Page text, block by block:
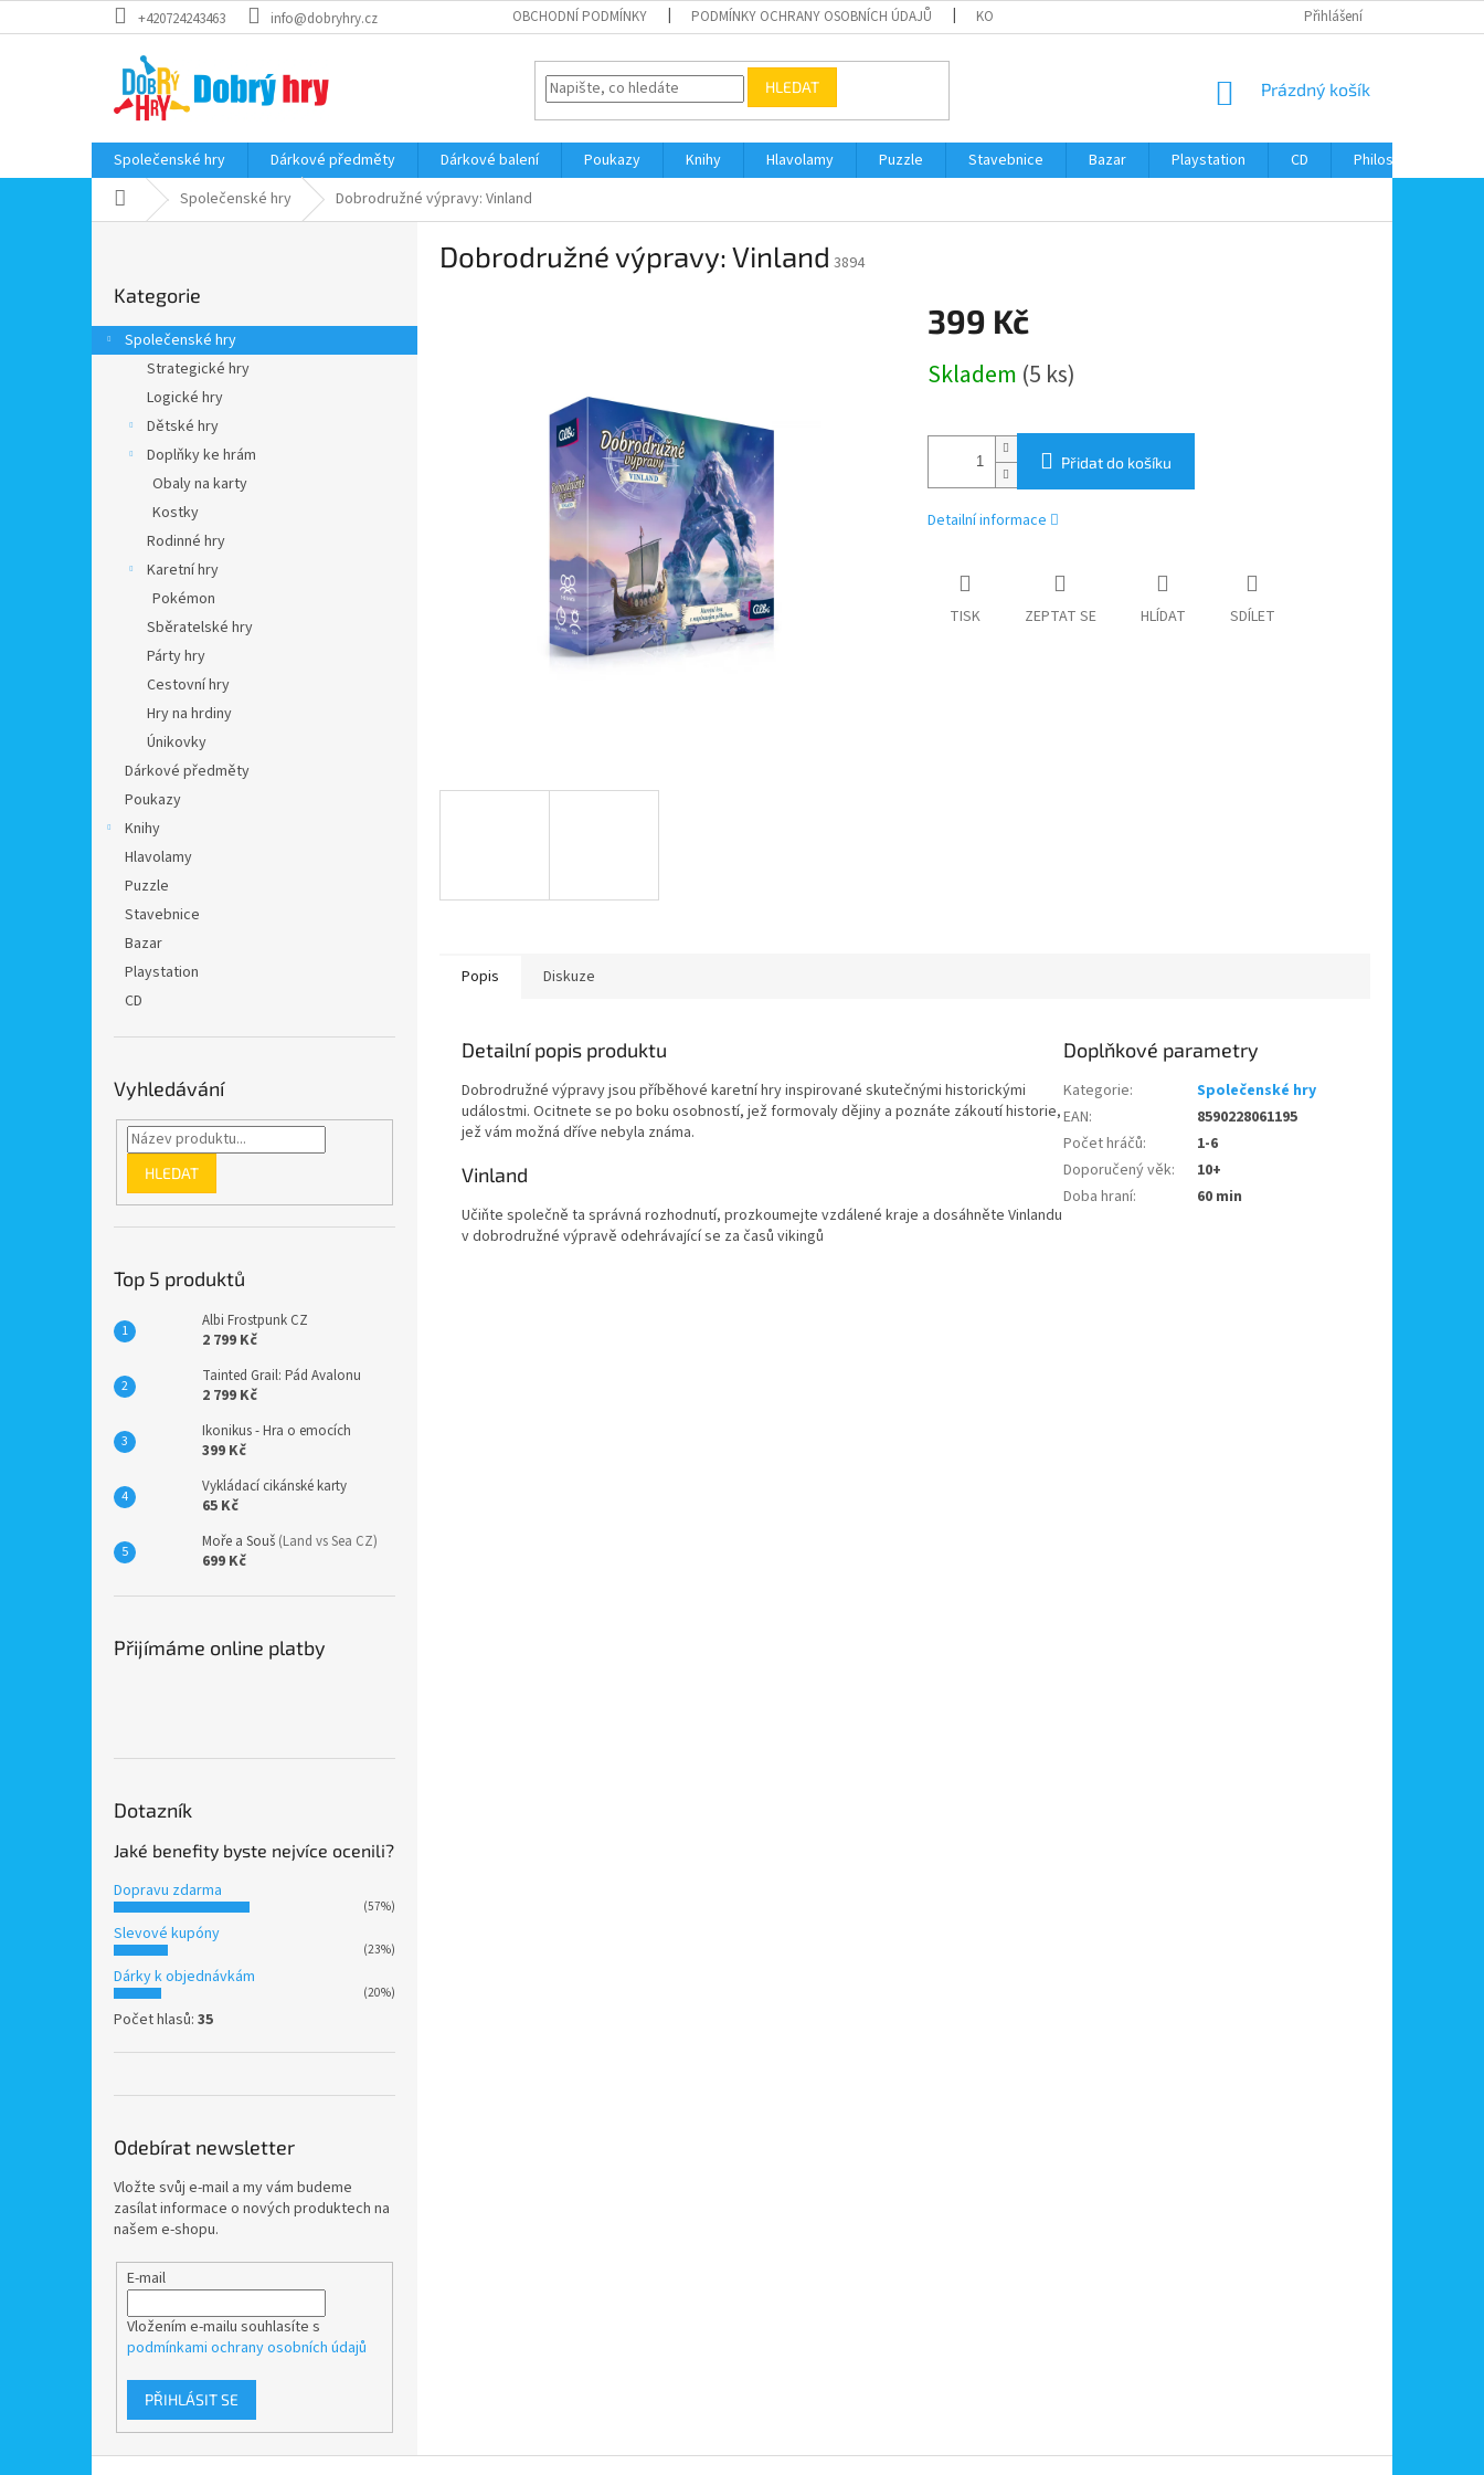
na
+420724243463 info@dobryhry.cz OBCHODNÍ PODMÍNKY PODMÍNKY OCHRANY OSOBNÍCH ÚDAJŮ KONTAKTY Přihlášení
HLEDAT
NÁKUPNÍ
Prázdný košík
Společenské hry Dárkové předměty Dárkové balení Poukazy Knihy Hlavolamy Puzzle Stavebnice Bazar Playstation CD Philos
Domů Společenské hry Dobrodružné výpravy: Vinland
r
a
kategorie
Kategorie
Společenské hry
Strategické hry
Logické hry
Dětské hry
Doplňky ke hrám
Obaly na karty
Kostky
Rodinné hry
Karetní hry
Pokémon
Sběratelské hry
Párty hry
Cestovní hry
Hry na hrdiny
Únikovky
Dárkové předměty
Poukazy
Knihy
Hlavolamy
Puzzle
Stavebnice
Bazar
Playstation
CD
Vyhledávání
HLEDAT
Top 5 produktů
Albi Frostpunk CZ
2 799 Kč
Tainted Grail: Pád Avalonu
2 799 Kč
Ikonikus - Hra o emocích
399 Kč
Vykládací cikánské karty
65 Kč
Moře a Souš (Land vs Sea CZ)
699 Kč
Přijímáme online platby
Dotazník
Jaké benefity byste nejvíce ocenili?
Dopravu zdarma
(57%)
Slevové kupóny
(23%)
Dárky k objednávkám
(20%)
Počet hlasů: 35
Odebírat newsletter
Vložte svůj e-mail a my vám budeme
zasílat informace o nových produktech na
našem e-shopu.
E-mail
Vložením e-mailu souhlasíte s
podmínkami ochrany osobních údajů
PŘIHLÁSIT SE
Dobrodružné výpravy: Vinland 3894
399 Kč
cena:
Skladem (5 ks)
Přidat do košíku
Detailní informace
TISK ZEPTAT SE HLÍDAT SDÍLET
Popis Diskuze
Detailní popis produktu
Dobrodružné výpravy jsou příběhové karetní hry inspirované skutečnými historickými
událostmi. Ocitnete se po boku osobností, jež formovaly dějiny a poznáte zákoutí historie,
jež vám možná dříve nebyla známa.
Vinland
Učiňte společně ta správná rozhodnutí, prozkoumejte vzdálené kraje a dosáhněte Vinlandu
v dobrodružné výpravě odehrávající se za časů vikingů
Doplňkové parametry
Kategorie:
Společenské hry
EAN:
8590228061195
Počet hráčů:
1-6
Doporučený věk:
10+
Doba hraní: 60 min